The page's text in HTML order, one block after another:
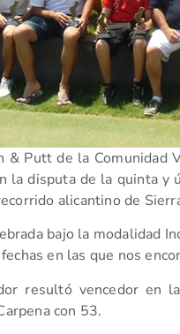
& Putt de la Comunidad
la disputa de la quinta y
alicantino de
bajo la modalidad
en las que nos
resultó vencedor en
con 53.